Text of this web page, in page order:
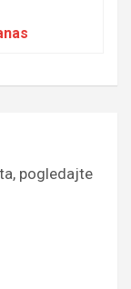
pogledajte